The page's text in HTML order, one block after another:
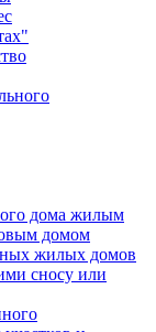
дома жилым
домом
жилых домов
сносу или